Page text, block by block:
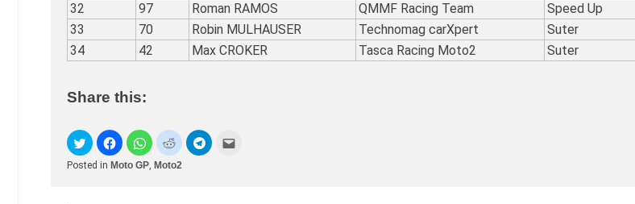
32
97 Roman RAMOS QMMF Racing Team Speed Up
33
70 Robin MULHAUSER Technomag carXpert Suter
34
42 Max CROKER Tasca Racing Moto2 Suter
Share this:
Posted in Moto GP Moto2